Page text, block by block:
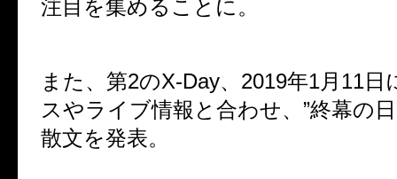
注目を集めることに。
また、第2のX-Day、2019年1月11日
スやライブ情報と合わせ、”終幕の
散文を発表。